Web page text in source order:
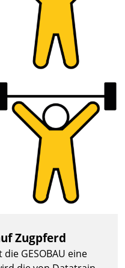
Zugpferd
GESOBAU eine